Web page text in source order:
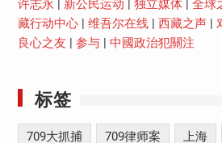
许志永
新公民运动 独立媒体| 全球
藏行动中心| 维吾尔在线| 西藏之声|
良心之友
参与| 中國政治犯關注
标签
709大抓捕 709律师案 上海